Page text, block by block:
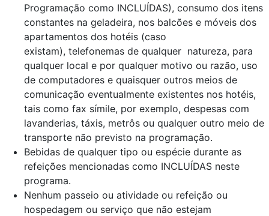
Programação como INCLUÍDAS), consumo dos itens
constantes na geladeira, nos balcões e móveis dos
apartamentos dos hotéis (caso
existam), telefonemas de qualquer natureza, para
qualquer local e por qualquer motivo ou razão, uso
de computadores e quaisquer outros meios de
comunicação eventualmente existentes nos hotéis,
tais como fax símile, por exemplo, despesas com
lavanderias, táxis, metrôs ou qualquer outro meio de
transporte não previsto na programação.
Bebidas de qualquer tipo ou espécie durante as
refeições mencionadas como INCLUÍDAS neste
programa.
Nenhum passeio ou atividade ou refeição ou
hospedagem ou serviço que não estejam